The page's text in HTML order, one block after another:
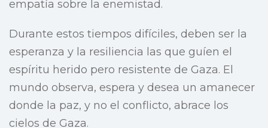
empatía sobre la enemistad.
Durante estos tiempos difíciles, deben ser la
esperanza y la resiliencia las que guíen el
espíritu herido pero resistente de Gaza. El
mundo observa, espera y desea un amanecer
donde la paz, y no el conflicto, abrace los
cielos de Gaza.